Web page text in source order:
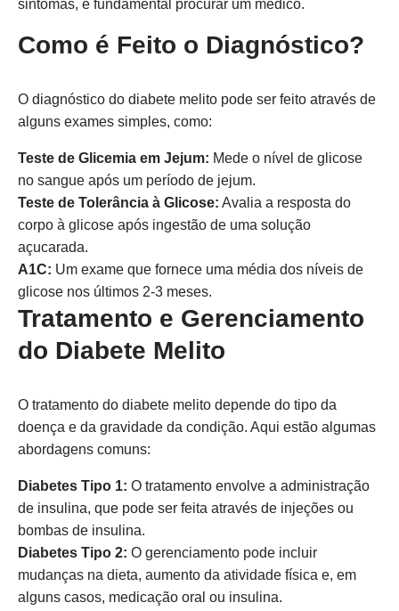
sintomas, é fundamental procurar um médico.
Como é Feito o Diagnóstico?
O diagnóstico do diabete melito pode ser feito através de
alguns exames simples, como:
Teste de Glicemia em Jejum: Mede o nível de glicose
no sangue após um período de jejum.
Teste de Tolerância à Glicose: Avalia a resposta do
corpo à glicose após ingestão de uma solução
açucarada.
A1C: Um exame que fornece uma média dos níveis de
glicose nos últimos 2-3 meses.
Tratamento e Gerenciamento
do Diabete Melito
O tratamento do diabete melito depende do tipo da
doença e da gravidade da condição. Aqui estão algumas
abordagens comuns:
Diabetes Tipo 1: O tratamento envolve a administração
de insulina, que pode ser feita através de injeções ou
bombas de insulina.
Diabetes Tipo 2: O gerenciamento pode incluir
mudanças na dieta, aumento da atividade física e, em
alguns casos, medicação oral ou insulina.